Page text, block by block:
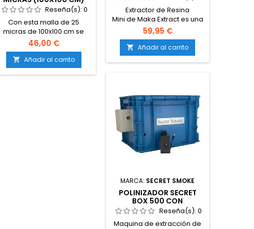
Reseña(s):0
Con esta malla de 25
micras de 100x100 cm se
puede prensar el producto
obtenido con la lavadora
Icer para eliminar la
máxima cantidad de agua
que pueda contener. Muy
46,00 €
 Añadir al carrito
Extractor de Resina
Mini de Maka Extract es una
herramienta práctica y
compacta diseñada para
la extracción en seco de
resina. Funciona mediante
un sistema de tambor
vegetal a través de un
tamiz de malla fina,
obteniendo un hachís de
gran pureza de forma
sencilla y natural.Para 5-
30gr.Malla de 150micras
59,95 €
 Añadir al carrito
MARCA: SECRET SMOKE
POLINIZADOR SECRET
BOX 500 CON
VELOCIDAD REGULABLE
Reseña(s): 0
Maquina de extracción de